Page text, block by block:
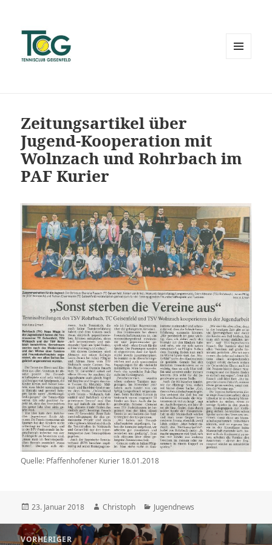
Zeitungsartikel über
Jugend-Kooperation mit
Wolnzach und Rohrbach im
PAF Kurier
Quelle: Pfaffenhofener Kurier 18.01.2018
Veröffentlicht
23. Januar 2018 Autor
Christoph Kategorien
Jugendnews
Beitragsnavigation
VORHERIGER